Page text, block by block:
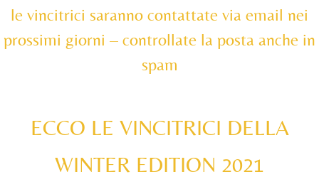
le vincitrici saranno contattate via email nei
prossimi giorni – controllate la posta anche in
spam
ECCO LE VINCITRICI DELLA
WINTER EDITION 2021